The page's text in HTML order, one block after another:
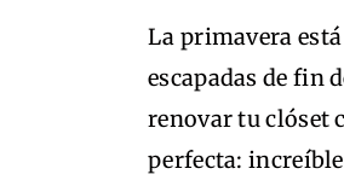
La primavera
escapadas de fin
renovar tu clóset
perfecta: